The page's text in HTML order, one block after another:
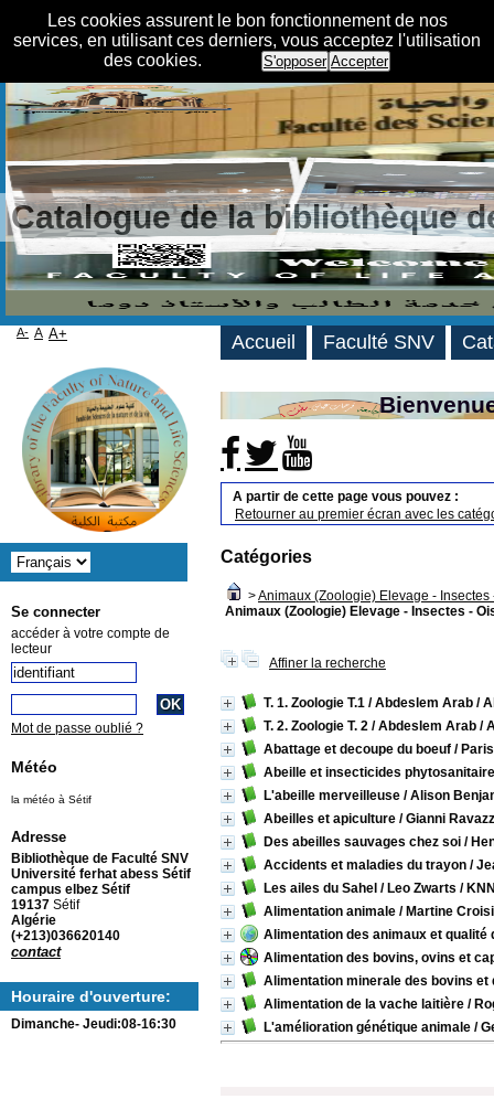
Les cookies assurent le bon fonctionnement de nos
services, en utilisant ces derniers, vous acceptez l'utilisation
des cookies.
S'opposer Accepter
Catalogue de la bibliothèque
A partir de cette page vous pouvez :
Retourner au premier écran avec les
Catégories
>Animaux (Zoologie) Elevage -
Animaux (Zoologie) Elevage - Insectes -
Affiner la recherche
T. 1. Zoologie T.1 / Abdeslem Arab /
T. 2. Zoologie T. 2 / Abdeslem Arab /
Abattage et decoupe du boeuf /
Abeille et insecticides
L'abeille merveilleuse / Alison
Abeilles et apiculture / Gianni
Des abeilles sauvages chez soi /
Accidents et maladies du trayon /
Les ailes du Sahel / Leo Zwarts /
Alimentation animale / Martine
Alimentation des animaux et qualité
Alimentation des bovins, ovins et
Alimentation minerale des bovins et
Alimentation de la vache laitière /
L'amélioration génétique animale /
Accueil Faculté SNV
A- A A+
Se connecter
accéder à votre compte de
lecteur
Mot de passe oublié ?
Météo
la météo à Sétif
Adresse
Bibliothèque de Faculté SNV
Université ferhat abess Sétif
campus elbez Sétif
19137 Sétif
Algérie
(+213)036620140
contact
Houraire d'ouverture:
Dimanche- Jeudi:08-16:30